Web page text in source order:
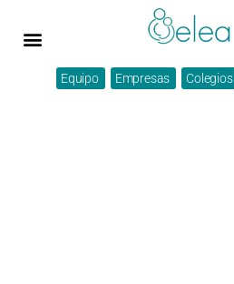
Equipo Empresas Colegios